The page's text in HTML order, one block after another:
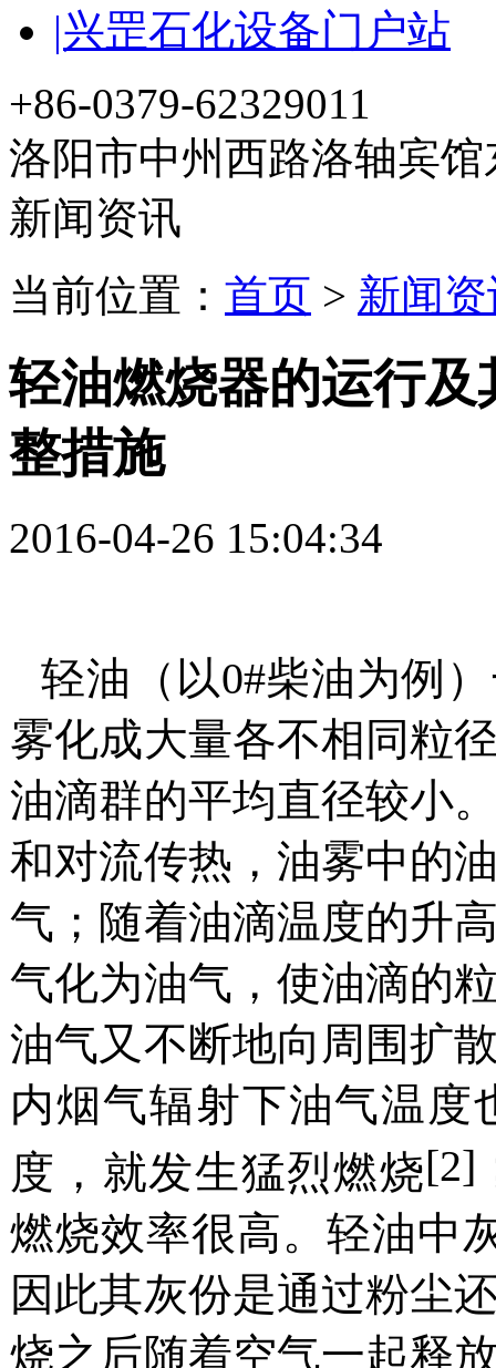
|兴罡石化设备门户站
+86-0379-62329011
洛阳市中州西路洛轴宾馆
新闻资讯
当前位置： 首页 > 新闻
轻油燃烧器的运行
整措施
2016-04-26 15:04:34
轻油（以0#柴油为例
雾化成大量各不相同粒
油滴群的平均直径较小
和对流传热，油雾中的
气；随着油滴温度的升
气化为油气，使油滴的
油气又不断地向周围扩
内烟气辐射下油气温度
度，就发生猛烈燃烧[2]
燃烧效率很高。轻油中
因此其灰份是通过粉尘
烧之后随着空气一起释